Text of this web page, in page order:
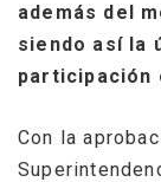
además del
siendo así la
participación
Con la